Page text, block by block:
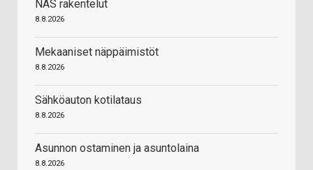
NAS rakentelut
8.8.2026
Mekaaniset näppäimistöt
8.8.2026
Sähköauton kotilataus
8.8.2026
Asunnon ostaminen ja asuntolaina
8.8.2026